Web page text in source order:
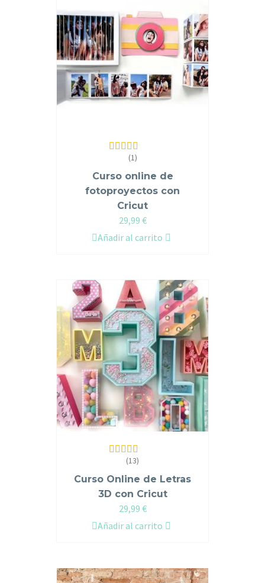
Valorado en
de 5
(1)
Curso online de
fotoproyectos con
Cricut
29,99 €
Añadir al carrito
Valorado en
5.00
(13)
Curso Online de Letras
3D con Cricut
29,99 €
Añadir al carrito